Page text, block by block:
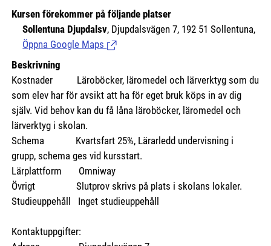
Kursen förekommer på följande platser
Sollentuna Djupdalsv, Djupdalsvägen 7, 192 51 Sollentuna,
Öppna Google Maps (Länk till extern sida.)
Beskrivning
Kostnader
Läroböcker, läromedel och lärverktyg som du
som elev har för avsikt att ha för eget bruk köps in av dig
själv. Vid behov kan du få låna läroböcker, läromedel och
lärverktyg i skolan.
Schema Kvartsfart 25%, Lärarledd undervisning i
grupp, schema ges vid kursstart.
Lärplattform Omniway
Övrigt Slutprov skrivs på plats i skolans lokaler.
Studieuppehåll Inget studieuppehåll
Kontaktuppgifter: